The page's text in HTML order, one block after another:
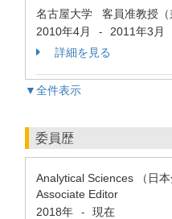
名古屋大学 客員准教授（
2010年4月
-
2011年3月
詳細を見る
▼全件表示
委員歴
Analytical Sciences （日
Associate Editor
2018年
-
現在